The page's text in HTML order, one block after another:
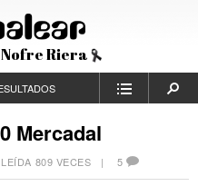
Riera
Mercadal
809 VECES | 5